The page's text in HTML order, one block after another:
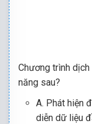
Chương trình
năng sau?
A. Phát hiện
diễn dữ liệu